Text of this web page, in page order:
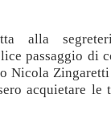
alla
passaggio di
Nicola Zingaretti
acquietare le